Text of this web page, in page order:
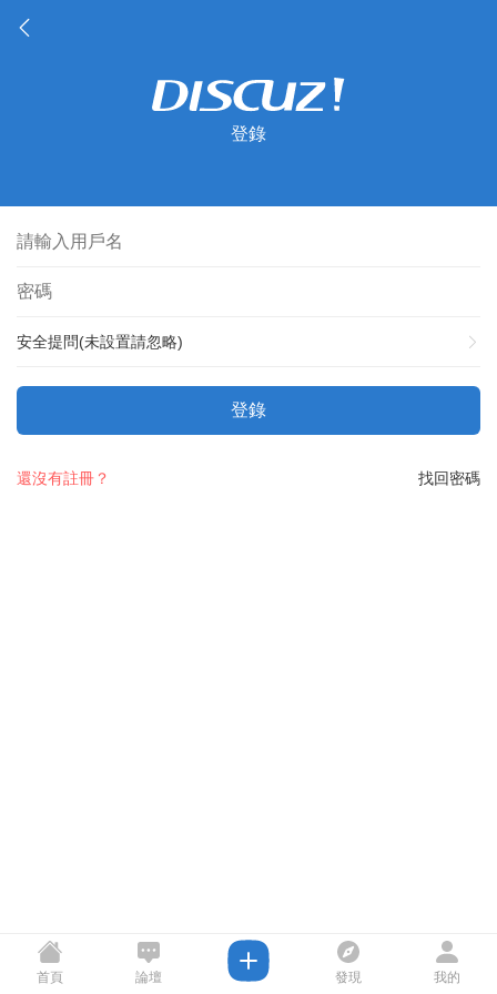
登錄
安全提問(未設置請忽略)
登錄
找回密碼
還沒有註冊？
首頁 論壇 發現 我的